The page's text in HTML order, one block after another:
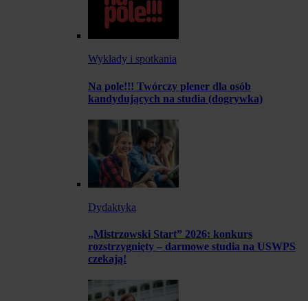
Wykłady i spotkania
Na pole!!! Twórczy plener dla osób
kandydujących na studia (dogrywka)
Dydaktyka
„Mistrzowski Start” 2026: konkurs
rozstrzygnięty – darmowe studia na USWPS
czekają!